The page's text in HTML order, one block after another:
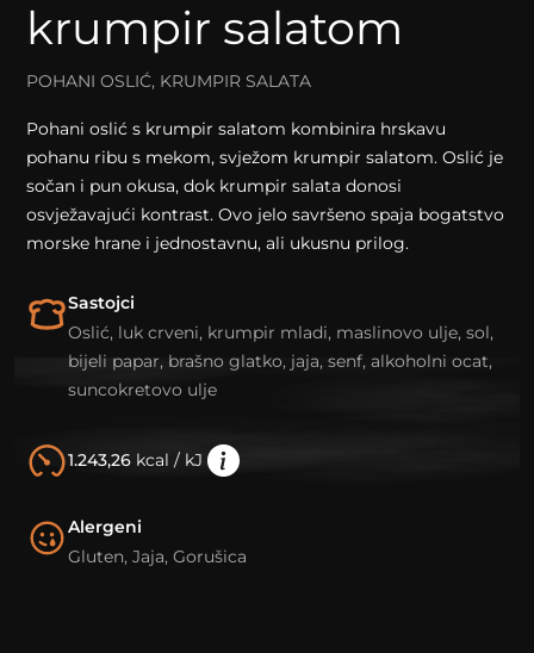
krumpir salatom
POHANI OSLIĆ, KRUMPIR SALATA
Pohani oslić s krumpir salatom kombinira hrskavu
pohanu ribu s mekom, svježom krumpir salatom. Oslić je
sočan i pun okusa, dok krumpir salata donosi
osvježavajući kontrast. Ovo jelo savršeno spaja bogatstvo
morske hrane i jednostavnu, ali ukusnu prilog.
Sastojci
Oslić, luk crveni, krumpir mladi, maslinovo ulje, sol,
bijeli papar, brašno glatko, jaja, senf, alkoholni ocat,
suncokretovo ulje
1.243,26 kcal / kJ
Alergeni
Gluten, Jaja, Gorušica